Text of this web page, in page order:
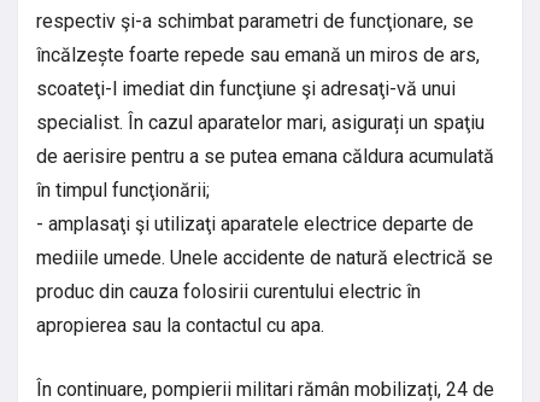
respectiv şi-a schimbat parametri de funcţionare, se
încălzește foarte repede sau emană un miros de ars,
scoateţi-l imediat din funcţiune şi adresaţi-vă unui
specialist. În cazul aparatelor mari, asigurați un spaţiu
de aerisire pentru a se putea emana căldura acumulată
în timpul funcţionării;
- amplasaţi şi utilizaţi aparatele electrice departe de
mediile umede. Unele accidente de natură electrică se
produc din cauza folosirii curentului electric în
apropierea sau la contactul cu apa.
În continuare, pompierii militari rămân mobilizați, 24 de